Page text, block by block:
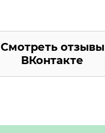
Смотреть отзывы
ВКонтакте